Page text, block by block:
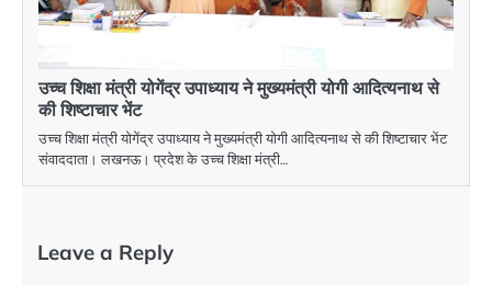
उच्च शिक्षा मंत्री योगेंद्र उपाध्याय ने मुख्यमंत्री योगी आदित्यनाथ से
की शिष्टाचार भेंट
उच्च शिक्षा मंत्री योगेंद्र उपाध्याय ने मुख्यमंत्री योगी आदित्यनाथ से की शिष्टाचार भेंट
संवाददाता। लखनऊ। प्रदेश के उच्च शिक्षा मंत्री…
Leave a Reply